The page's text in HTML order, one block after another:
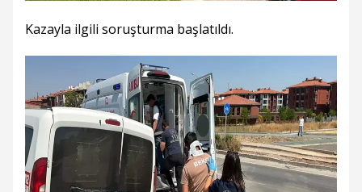
Kazayla ilgili soruşturma başlatıldı.